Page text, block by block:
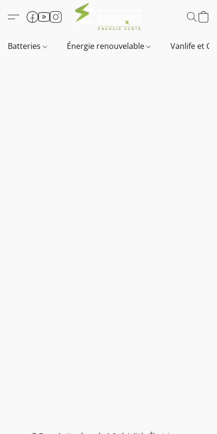
Batteries Énergie renouvelable Vanlife et